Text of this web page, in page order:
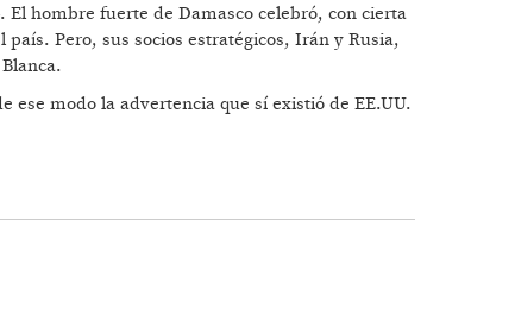
hombre fuerte de Damasco celebró, con cierta
Pero, sus socios estratégicos, Irán y Rusia,
ese modo la advertencia que sí existió de EE.UU.